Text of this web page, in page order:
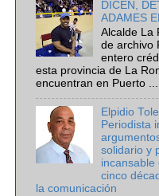
DICEN,
ADAMES
Alcalde La
de archivo
entero
esta provincia de La
encuentran en Puerto ...
Elpidio
Periodista
solidario y
incansable
cinco
la comunicación